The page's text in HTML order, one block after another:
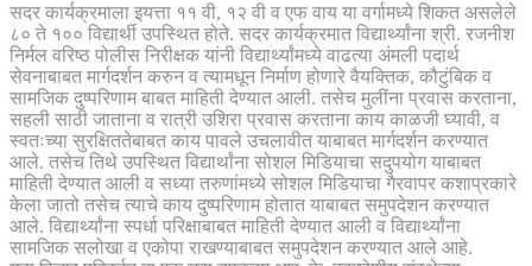
सदर कार्यक्रमाला इयत्ता ११ वी, १२ वी व एफ वाय या वर्गामध्ये शिकत असलेले
८० ते १०० विद्यार्थी उपस्थित होते. सदर कार्यक्रमात विद्यार्थ्यांना श्री. रजनीश
निर्मल वरिष्ठ पोलीस निरीक्षक यांनी विद्यार्थ्यांमध्ये वाढत्या अंमली पदार्थ
सेवनाबाबत मार्गदर्शन करुन व त्यामधून निर्माण होणारे वैयक्तिक, कौटुंबिक व
सामजिक दुष्परिणाम बाबत माहिती देण्यात आली. तसेच मुलींना प्रवास करताना,
सहली साठी जाताना व रात्री उशिरा प्रवास करताना काय काळजी घ्यावी, व
स्वतःच्या सुरक्षिततेबाबत काय पावले उचलावीत याबाबत मार्गदर्शन करण्यात
आले. तसेच तिथे उपस्थित विद्यार्थांना सोशल मिडियाचा सदुपयोग याबाबत
माहिती देण्यात आली व सध्या तरुणांमध्ये सोशल मिडियाचा गैरवापर कशाप्रकारे
केला जातो तसेच त्याचे काय दुष्परिणाम होतात याबाबत समुपदेशन करण्यात
आले. विद्यार्थ्यांना स्पर्धा परिक्षाबाबत माहिती देण्यात आली व विद्यार्थ्यांना
सामजिक सलोखा व एकोपा राखण्याबाबत समुपदेशन करण्यात आले आहे.